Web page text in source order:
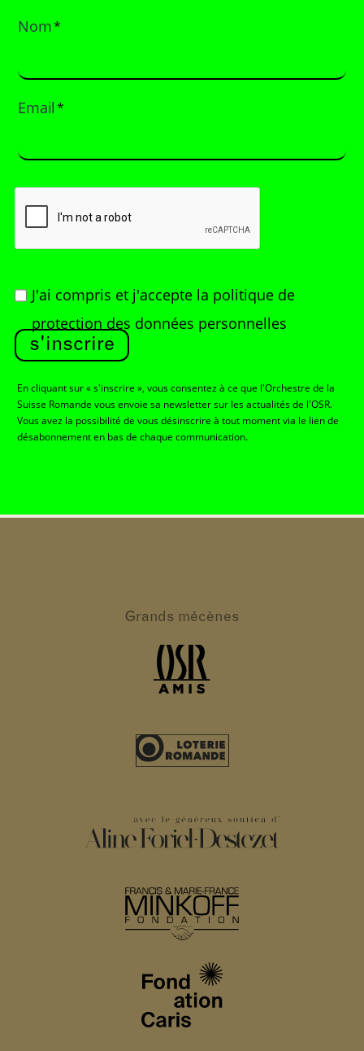
Nom*
Email*
J'ai compris et j'accepte la politique de
protection des données personnelles
s'inscrire
En cliquant sur « s'inscrire », vous consentez à ce que l'Orchestre de la
Suisse Romande vous envoie sa newsletter sur les actualités de l'OSR.
Vous avez la possibilité de vous désinscrire à tout moment via le lien de
désabonnement en bas de chaque communication.
Grands mécènes